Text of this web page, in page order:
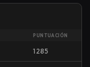
PUNTUACIÓN
1285